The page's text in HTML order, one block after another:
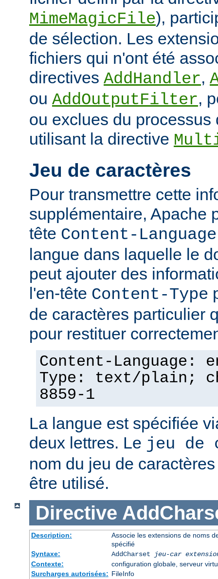
MimeMagicFile),
de sélection. Les
fichiers qui n'ont été
directives AddHandler,
ou AddOutputFilter,
ou exclues du processus
utilisant la directive
Jeu de caractères
Pour transmettre cette
supplémentaire, Apache
tête Content-Language
langue dans laquelle le
peut ajouter des
l'en-tête Content-Type
de caractères particulier
pour restituer
Content-Language:
Type: text/plain;
8859-1
La langue est spécifiée
deux lettres. Le jeu de
nom du jeu de
être utilisé.
Directive
Description:
Associe les extensions de noms
spécifié
Syntaxe:
AddCharset jeu-car
Contexte:
configuration globale, serveur
Surcharges autorisées: FileInfo